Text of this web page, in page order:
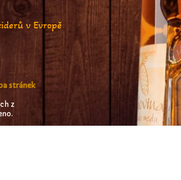
v Evropě
stránek
z